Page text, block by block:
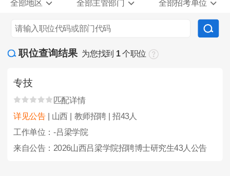
全部地区 全部主管部门 全部招考单位
职位查询结果 为您找到 1个职位
专技
匹配详情
详见公告
| 山西 | 教师招聘 | 招43人
工作单位：-吕梁学院
来自公告：2026山西吕梁学院招聘博士研究生43人公告